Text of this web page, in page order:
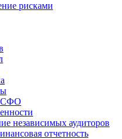
рисками
независимых аудиторов
отчетность